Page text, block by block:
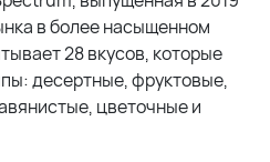
в более насыщенном
28 вкусов, которые
десертные, фруктовые,
цветочные и